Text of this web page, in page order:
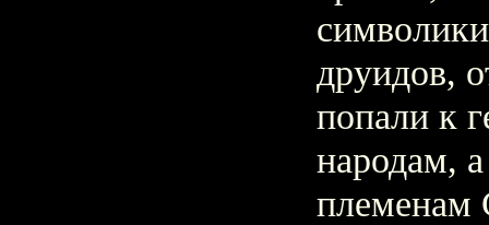
друидов,
попали к
народам,
племенам